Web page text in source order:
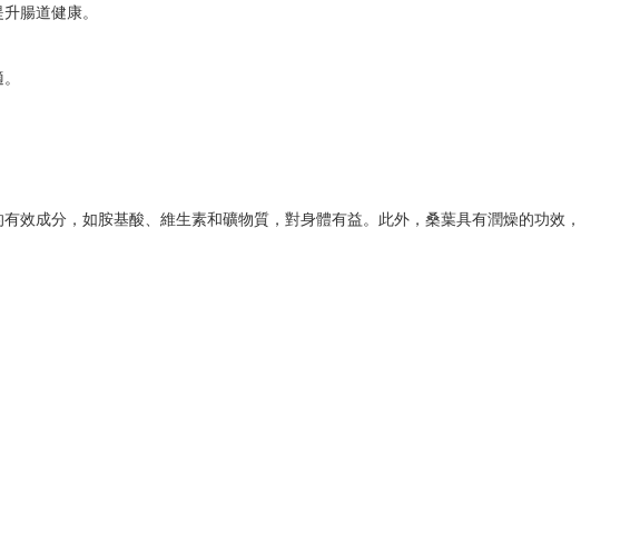
腸道健康。
成分，如胺基酸、維生素和礦物質，對身體有益。此外，桑葉具有潤燥的功效，